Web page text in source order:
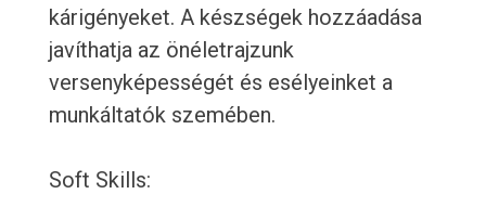
kárigényeket. A készségek hozzáadása
javíthatja az önéletrajzunk
versenyképességét és esélyeinket a
munkáltatók szemében.
Soft Skills: